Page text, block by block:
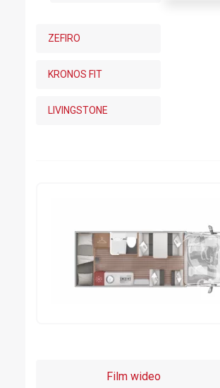
Film wideo
ZEFIRO
KRONOS FIT
LIVINGSTONE